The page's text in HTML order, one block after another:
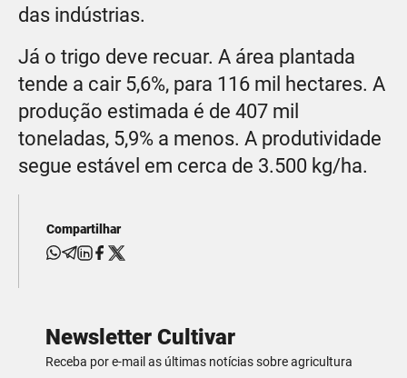
das indústrias.
Já o trigo deve recuar. A área plantada
tende a cair 5,6%, para 116 mil hectares. A
produção estimada é de 407 mil
toneladas, 5,9% a menos. A produtividade
segue estável em cerca de 3.500 kg/ha.
Compartilhar
Newsletter Cultivar
Receba por e-mail as últimas notícias sobre agricultura